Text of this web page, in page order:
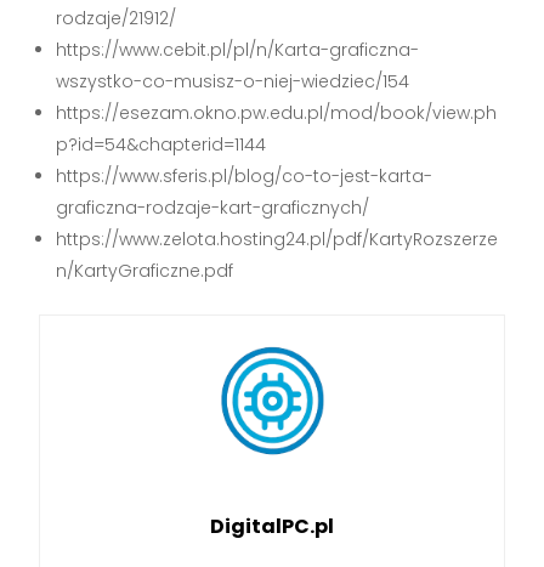
rodzaje/21912/
https://www.cebit.pl/pl/n/Karta-graficzna-
wszystko-co-musisz-o-niej-wiedziec/154
https://esezam.okno.pw.edu.pl/mod/book/view.ph
p?id=54&chapterid=1144
https://www.sferis.pl/blog/co-to-jest-karta-
graficzna-rodzaje-kart-graficznych/
https://www.zelota.hosting24.pl/pdf/KartyRozszerze
n/KartyGraficzne.pdf
DigitalPC.pl